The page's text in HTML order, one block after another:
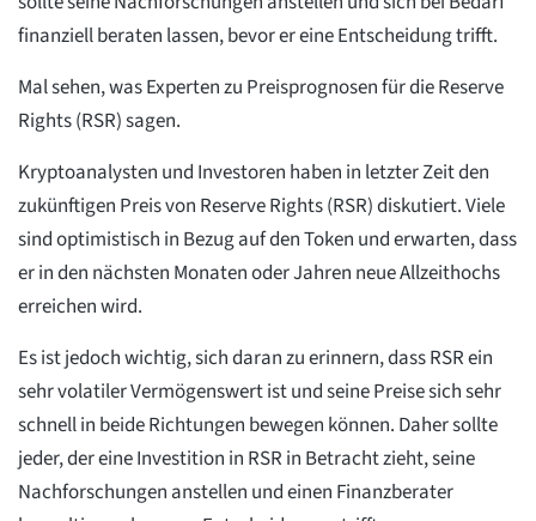
finanziell beraten lassen, bevor er eine Entscheidung trifft.
Mal sehen, was Experten zu Preisprognosen für die Reserve
Rights (RSR) sagen.
Kryptoanalysten und Investoren haben in letzter Zeit den
zukünftigen Preis von Reserve Rights (RSR) diskutiert. Viele
sind optimistisch in Bezug auf den Token und erwarten, dass
er in den nächsten Monaten oder Jahren neue Allzeithochs
erreichen wird.
Es ist jedoch wichtig, sich daran zu erinnern, dass RSR ein
sehr volatiler Vermögenswert ist und seine Preise sich sehr
schnell in beide Richtungen bewegen können. Daher sollte
jeder, der eine Investition in RSR in Betracht zieht, seine
Nachforschungen anstellen und einen Finanzberater